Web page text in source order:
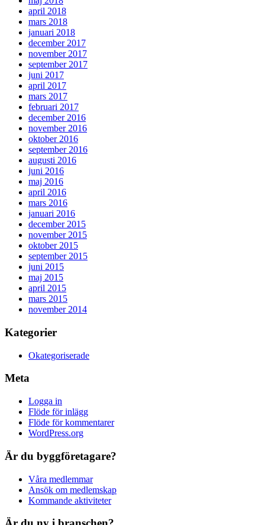
april 2018
mars 2018
januari 2018
december 2017
november 2017
september 2017
juni 2017
april 2017
mars 2017
februari 2017
december 2016
november 2016
oktober 2016
september 2016
augusti 2016
juni 2016
maj 2016
april 2016
mars 2016
januari 2016
december 2015
november 2015
oktober 2015
september 2015
juni 2015
maj 2015
april 2015
mars 2015
november 2014
Kategorier
Okategoriserade
Meta
Logga in
Flöde för inlägg
Flöde för kommentarer
WordPress.org
Är du byggföretagare?
Våra medlemmar
Ansök om medlemskap
Kommande aktiviteter